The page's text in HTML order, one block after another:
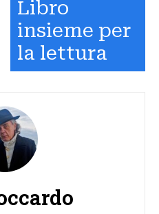
Libro
insieme per
la lettura